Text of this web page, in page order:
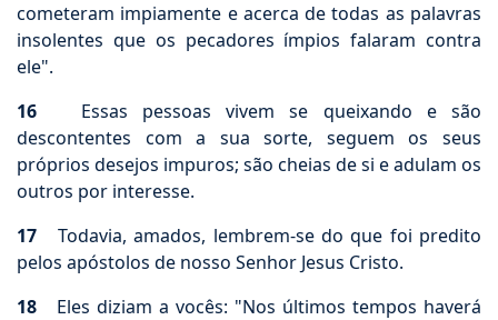
cometeram impiamente e acerca de todas as palavras
insolentes que os pecadores ímpios falaram contra
ele".
16 Essas pessoas vivem se queixando e são
descontentes com a sua sorte, seguem os seus
próprios desejos impuros; são cheias de si e adulam os
outros por interesse.
17 Todavia, amados, lembrem-se do que foi predito
pelos apóstolos de nosso Senhor Jesus Cristo.
18 Eles diziam a vocês: "Nos últimos tempos haverá